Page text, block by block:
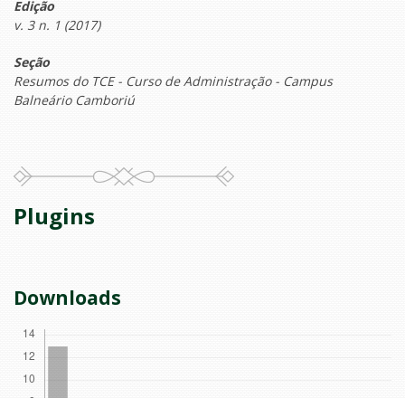
Edição
v. 3 n. 1 (2017)
Seção
Resumos do TCE - Curso de Administração - Campus
Balneário Camboriú
Plugins
Downloads